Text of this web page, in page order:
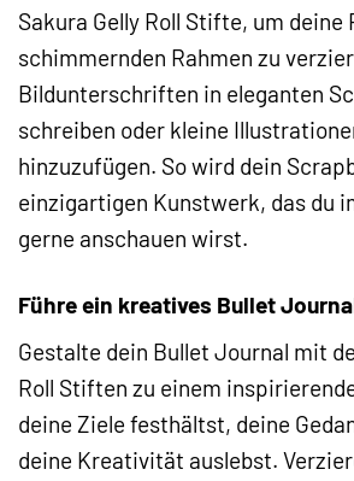
Sakura Gelly Roll Stifte, um deine
schimmernden Rahmen zu
Bildunterschriften in eleganten
schreiben oder kleine
hinzuzufügen. So wird dein
einzigartigen Kunstwerk, das du
gerne anschauen wirst.
Führe ein kreatives Bullet
Gestalte dein Bullet Journal mit
Roll Stiften zu einem
deine Ziele festhältst, deine
deine Kreativität auslebst.